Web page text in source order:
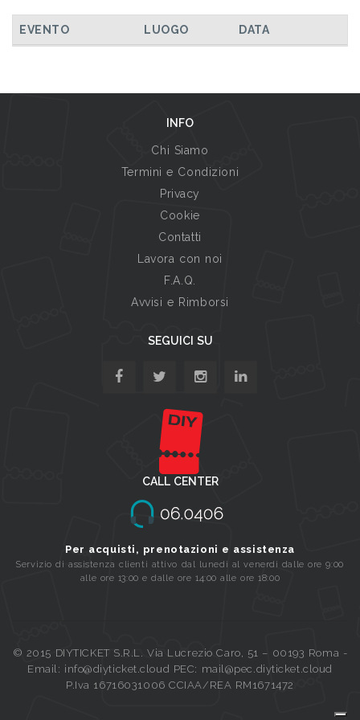
EVENTO LUOGO DATA
INFO
Chi Siamo
Termini e Condizioni
Privacy
Cookie
Contatti
Lavora con noi
F.A.Q.
Avvisi e Rimborsi
SEGUICI SU
CALL CENTER
Per acquisti, prenotazioni e assistenza
Servizio di assistenza clienti attivo dal lunedi al venerdi dalle ore 9:00
alle ore 13:00 e dalle ore 14:00 alle ore 18:00
© 2015 DIYTICKET S.R.L. Via Lucrezio Caro, 51 – 00193 Roma -
Email: info@diyticket.cloud PEC: mail@pec.diyticket.cloud
P.Iva 16716031006 CCIAA/REA RM1671472